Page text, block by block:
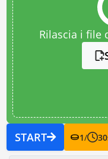
Rilascia i file
START 1/ 30